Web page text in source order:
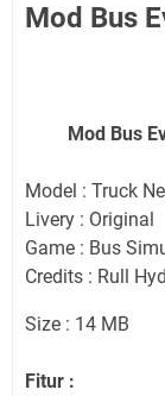
Mod Bus
Mod Bus
Model : Truck
Livery : Original
Game : Bus
Credits : Rull
Size : 14 MB
Fitur :